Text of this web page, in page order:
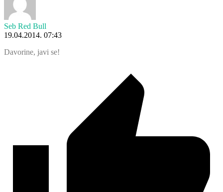
Seb Red Bull
19.04.2014. 07:43
Davorine, javi se!